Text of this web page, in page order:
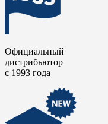
Официальный
дистрибьютор
с 1993 года